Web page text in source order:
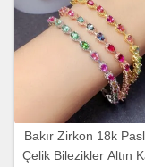
Bakır Zirkon 18k
Çelik Bilezikler Altın